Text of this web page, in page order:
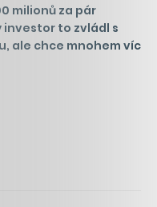
milionů za pár
investor to zvládl s
ale chce mnohem víc